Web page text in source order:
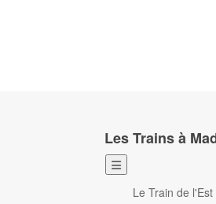
Les Trains à
Le Train de